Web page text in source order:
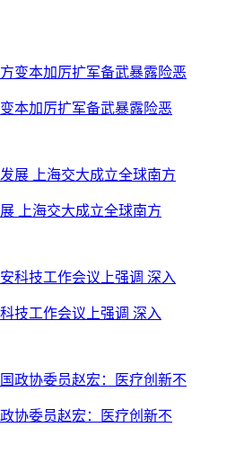
本加厉扩军备武暴露险恶
上海交大成立全球南方
技工作会议上强调 深入
协委员赵宏：医疗创新不